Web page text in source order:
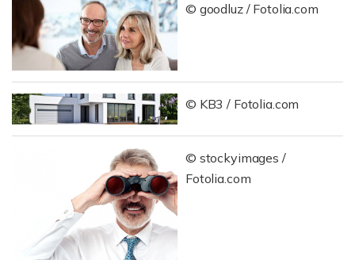
© goodluz / Fotolia.com
© KB3 / Fotolia.com
© stockyimages /
Fotolia.com